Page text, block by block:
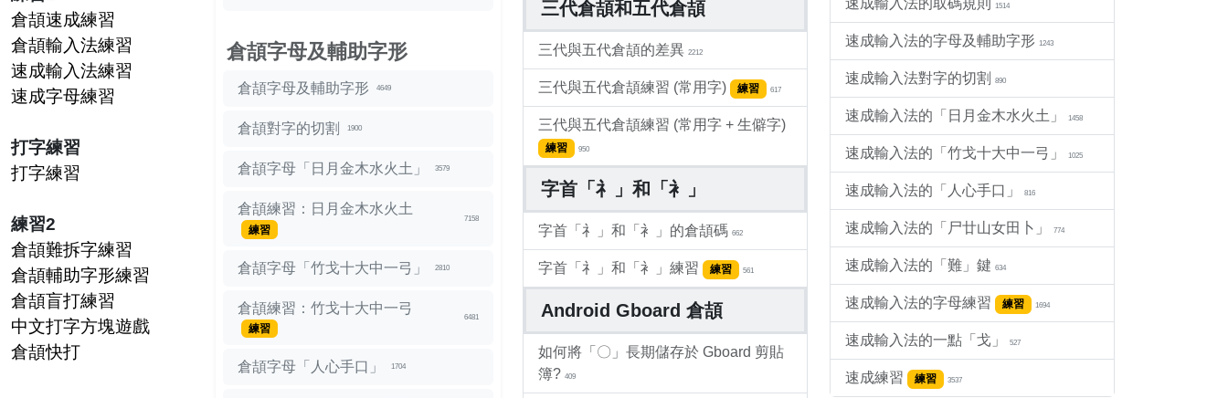
倉頡速成練習
倉頡輸入法練習
速成輸入法練習
速成字母練習
打字練習
打字練習
練習2
倉頡難拆字練習
倉頡輔助字形練習
倉頡盲打練習
中文打字方塊遊戲
倉頡快打
倉頡字母及輔助字形
倉頡字母及輔助字形 4649
倉頡對字的切割 1900
倉頡字母「日月金木水火土」 3579
倉頡練習：日月金木水火土
練習
7158
倉頡字母「竹戈十大中一弓」 2810
倉頡練習：竹戈十大中一弓
練習
6481
倉頡字母「人心手口」 1704
三代倉頡和五代倉頡
三代與五代倉頡的差異 2212
三代與五代倉頡練習 (常用字) 練習 617
三代與五代倉頡練習 (常用字 + 生僻字)
練習 950
字首「礻」和「衤」
字首「礻」和「衤」的倉頡碼 662
字首「礻」和「衤」練習 練習 561
Android Gboard 倉頡
如何將「〇」長期儲存於 Gboard 剪貼
簿? 409
速成輸入法的取碼規則 1514
速成輸入法的字母及輔助字形 1243
速成輸入法對字的切割 890
速成輸入法的「日月金木水火土」 1458
速成輸入法的「竹戈十大中一弓」 1025
速成輸入法的「人心手口」 816
速成輸入法的「尸廿山女田卜」 774
速成輸入法的「難」鍵 634
速成輸入法的字母練習 練習 1694
速成輸入法的一點「戈」 527
速成練習 練習 3537